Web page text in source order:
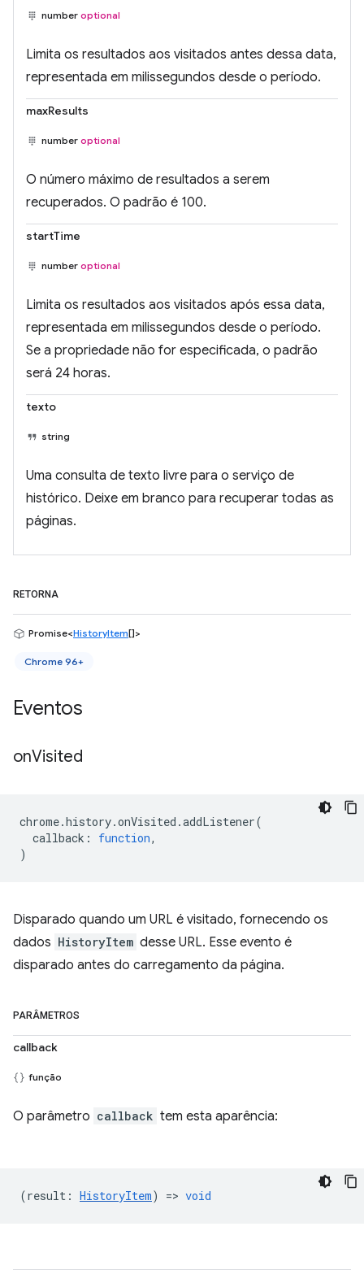
number optional
Limita os resultados aos visitados antes dessa data,
representada em milissegundos desde o período.
maxResults
number optional
O número máximo de resultados a serem
recuperados. O padrão é 100.
startTime
number optional
Limita os resultados aos visitados após essa data,
representada em milissegundos desde o período.
Se a propriedade não for especificada, o padrão
será 24 horas.
texto
string
Uma consulta de texto livre para o serviço de
histórico. Deixe em branco para recuperar todas as
páginas.
RETORNA
Promise<HistoryItem[]>
Chrome 96+
Eventos
onVisited
chrome.history.onVisited .addListener(
callback : function,
)
Disparado quando um URL é visitado, fornecendo os
dados HistoryItem desse URL. Esse evento é
disparado antes do carregamento da página.
PARÂMETROS
callback
função
O parâmetro callback tem esta aparência:
(result : HistoryItem) => void